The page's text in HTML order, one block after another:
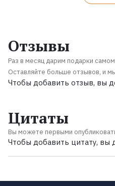
Отзывы
Раз в месяц дарим подарки
Оставляйте больше отзывов, и
Чтобы добавить отзыв, вы
Цитаты
Вы можете первыми
Чтобы добавить цитату, вы